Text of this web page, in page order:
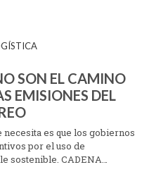
SON EL CAMINO
EMISIONES DEL
es que los gobiernos
por el uso de
sostenible. CADENA…
MARÍTIMO
MULTIMODAL
EXCEL
LA INSPECCIÓN ESPECIAL DE